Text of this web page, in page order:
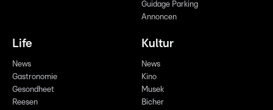
Guidage Parking
Annoncen
Life
News
Gastronomie
Gesondheet
Reesen
Kultur
News
Kino
Musek
Bicher